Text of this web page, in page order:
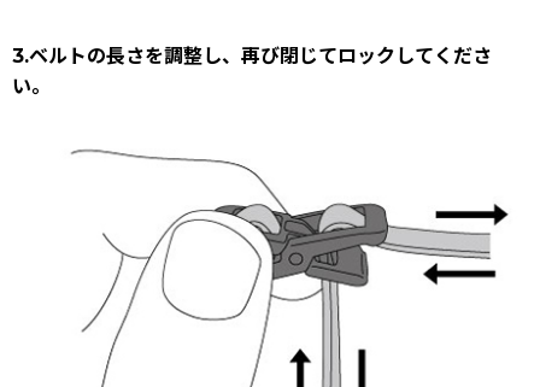
3.ベルトの長さを調整し、再び閉じてロックしてくださ
い。